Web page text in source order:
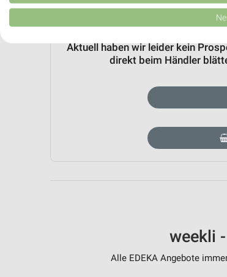
Aktuell haben wir leider kein
direkt beim Händler
weekli
Alle EDEKA Angebote
Erstellung von Profilen für personalisierte Werbung
Erstellung von Profilen zur Personalisierung von
Verwendung von Profilen zur Auswahl
Messung der Performance von Inhalten